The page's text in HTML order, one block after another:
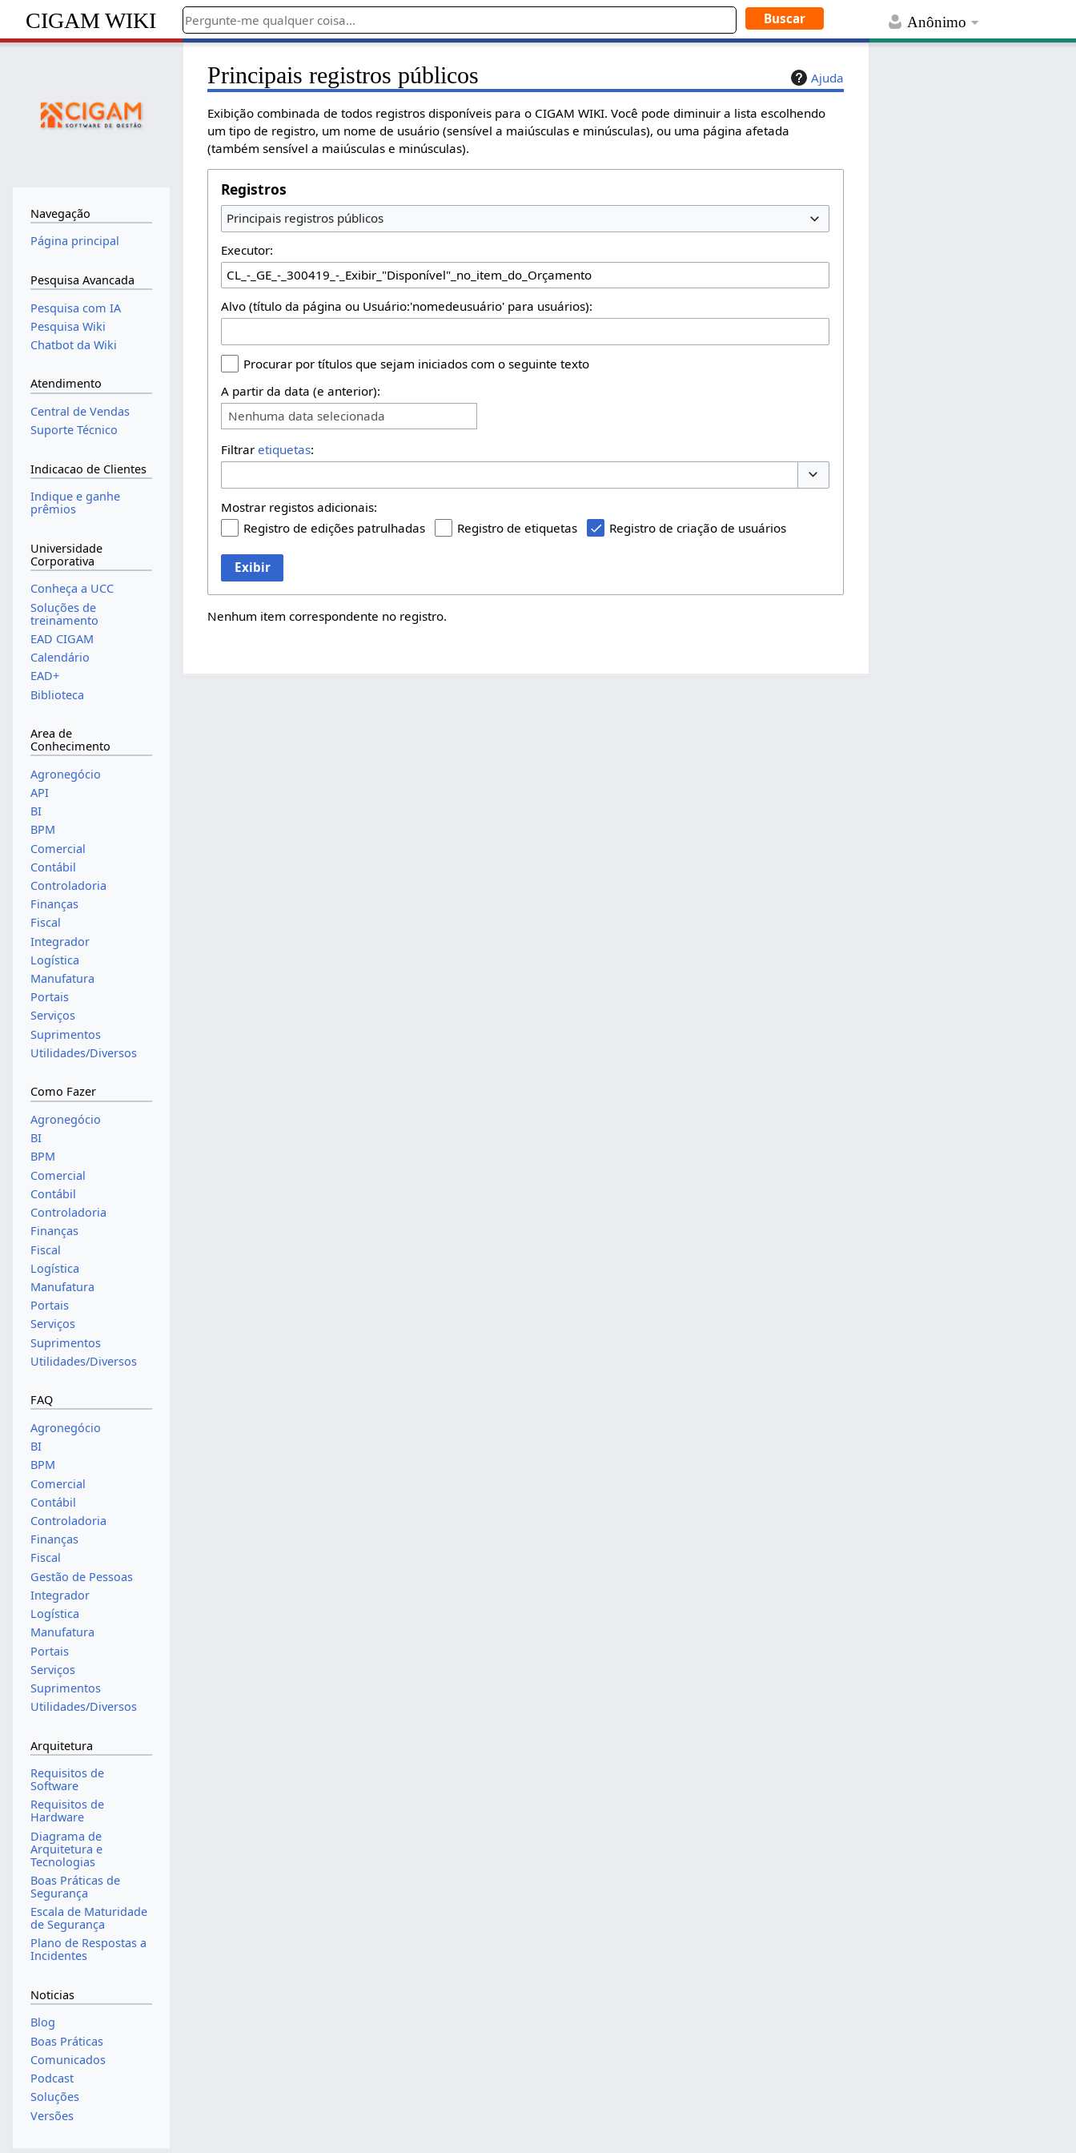
Anônimo
CIGAM WIKI
Ajuda
Principais registros públicos
Exibição combinada de todos registros disponíveis para o CIGAM WIKI. Você pode diminuir a lista escolhendo
um tipo de registro, um nome de usuário (sensível a maiúsculas e minúsculas), ou uma página afetada
(também sensível a maiúsculas e minúsculas).
Registros
Principais registros públicos
Executor:
Alvo (título da página ou Usuário:'nomedeusuário' para usuários):
Procurar por títulos que sejam iniciados com o seguinte texto
A partir da data (e anterior):
Nenhuma data selecionada
Filtraretiquetas:
Mostrar registos adicionais:
Registro de edições patrulhadas
Registro de etiquetas Registro de criação de usuários
Exibir
Nenhum item correspondente no registro.
Navegação
Página principal
Pesquisa Avancada
Pesquisa com IA
Pesquisa Wiki
Chatbot da Wiki
Atendimento
Central de Vendas
Suporte Técnico
Indicacao de Clientes
Indique e ganhe
prêmios
Universidade
Corporativa
Conheça a UCC
Soluções de
treinamento
EAD CIGAM
Calendário
EAD+
Biblioteca
Area de
Conhecimento
Agronegócio
API
BI
BPM
Comercial
Contábil
Controladoria
Finanças
Fiscal
Integrador
Logística
Manufatura
Portais
Serviços
Suprimentos
Utilidades/Diversos
Como Fazer
Agronegócio
BI
BPM
Comercial
Contábil
Controladoria
Finanças
Fiscal
Logística
Manufatura
Portais
Serviços
Suprimentos
Utilidades/Diversos
FAQ
Agronegócio
BI
BPM
Comercial
Contábil
Controladoria
Finanças
Fiscal
Gestão de Pessoas
Integrador
Logística
Manufatura
Portais
Serviços
Suprimentos
Utilidades/Diversos
Arquitetura
Requisitos de
Software
Requisitos de
Hardware
Diagrama de
Arquitetura e
Tecnologias
Boas Práticas de
Segurança
Escala de Maturidade
de Segurança
Plano de Respostas a
Incidentes
Noticias
Blog
Boas Práticas
Comunicados
Podcast
Soluções
Versões